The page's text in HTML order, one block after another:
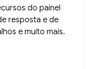
do painel
resposta e de
e muito mais.